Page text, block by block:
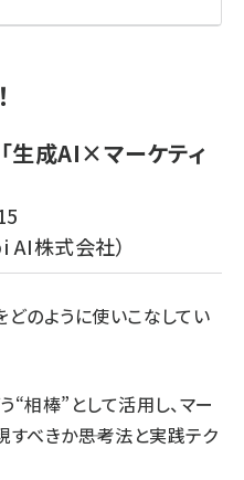
生成AI×マーケティ
AI株式会社）
のように使いこなしてい
“相棒”として活用し、マー
べきか――思考法と実践テク